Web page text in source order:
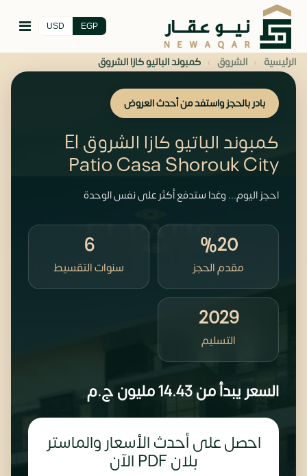
EGP
USD
الرئيسية › الشروق › كمبوند الباتيو كازا الشروق
بادر بالحجز واستفد من أحدث العروض
كمبوند الباتيو كازا الشروق El
Patio Casa Shorouk City
احجز اليوم... وغدا ستدفع أكثر على نفس الوحدة
%20
مقدم الحجز
6
سنوات التقسيط
2029
التسليم
السعر يبدأ من14.43 مليون ج.م
احصل على أحدث الأسعار والماستر
بلان PDF الآن